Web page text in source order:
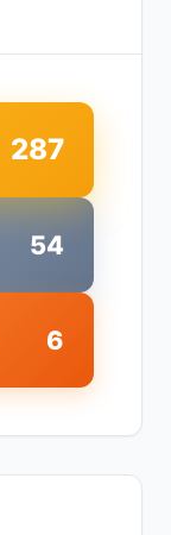
54
287
6